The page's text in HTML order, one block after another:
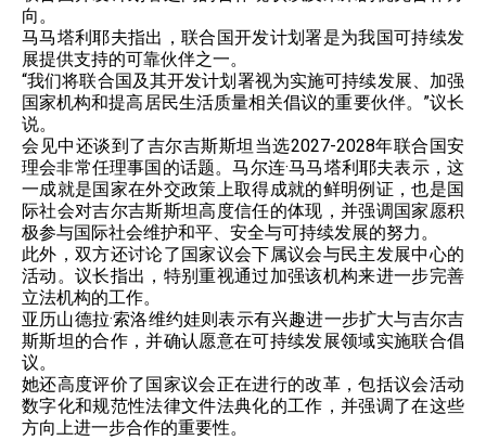
向。
马马塔利耶夫指出，联合国开发计划署是为我国可持续发
展提供支持的可靠伙伴之一。
“我们将联合国及其开发计划署视为实施可持续发展、加强
国家机构和提高居民生活质量相关倡议的重要伙伴。”议长
说。
会见中还谈到了吉尔吉斯斯坦当选2027-2028年联合国安
理会非常任理事国的话题。马尔连·马马塔利耶夫表示，这
一成就是国家在外交政策上取得成就的鲜明例证，也是国
际社会对吉尔吉斯斯坦高度信任的体现，并强调国家愿积
极参与国际社会维护和平、安全与可持续发展的努力。
此外，双方还讨论了国家议会下属议会与民主发展中心的
活动。议长指出，特别重视通过加强该机构来进一步完善
立法机构的工作。
亚历山德拉·索洛维约娃则表示有兴趣进一步扩大与吉尔吉
斯斯坦的合作，并确认愿意在可持续发展领域实施联合倡
议。
她还高度评价了国家议会正在进行的改革，包括议会活动
数字化和规范性法律文件法典化的工作，并强调了在这些
方向上进一步合作的重要性。